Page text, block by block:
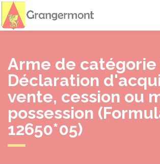
Arme de catégorie
Déclaration
vente, cession ou
possession
12650*05)